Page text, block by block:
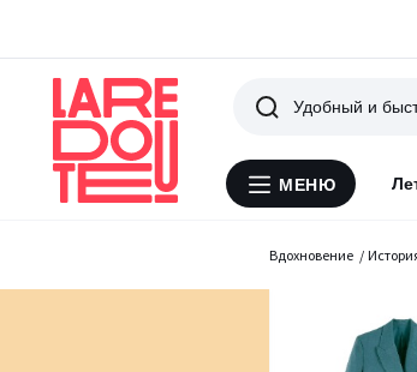
Меню
МЕНЮ
Поиск
Вдохновение